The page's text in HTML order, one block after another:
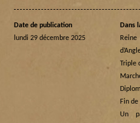
Date de publication
lundi 29 décembre 2025
Dans
Triple
Fin
Un